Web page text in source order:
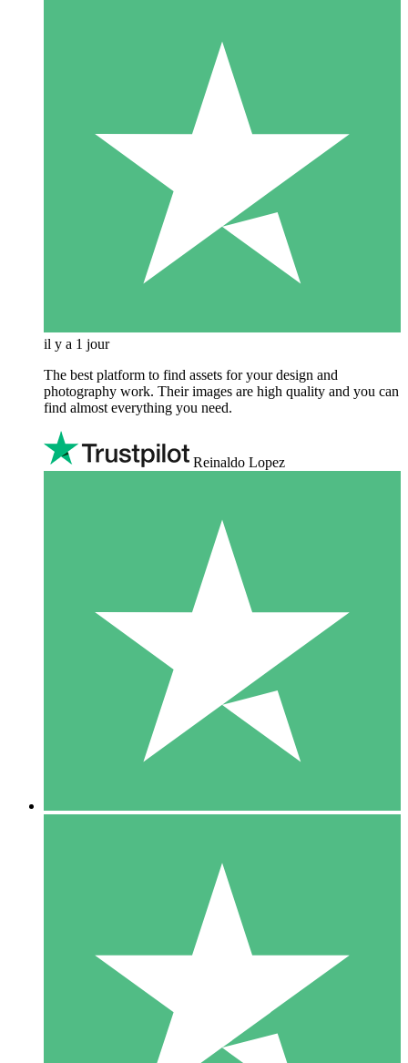
il y a 1 jour
The best platform to find assets for your design and
photography work. Their images are high quality and you can
find almost everything you need.
Reinaldo Lopez